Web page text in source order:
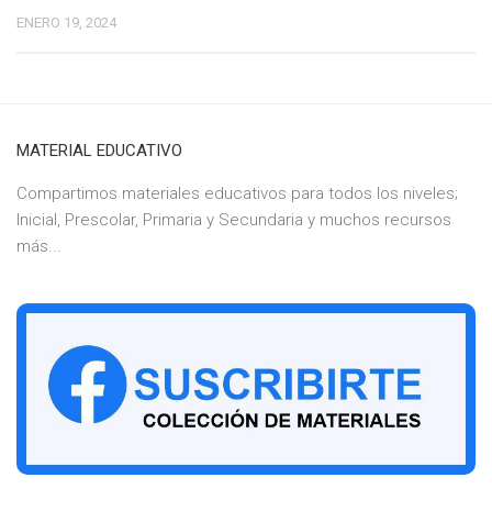
ENERO 19, 2024
MATERIAL EDUCATIVO
Compartimos materiales educativos para todos los niveles;
Inicial, Prescolar, Primaria y Secundaria y muchos recursos
más...